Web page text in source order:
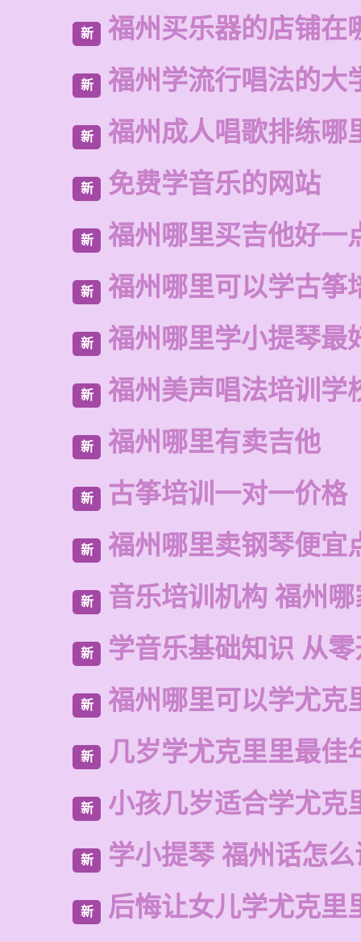
新 福州买乐器的店铺在
新 福州学流行唱法的大
新 福州成人唱歌排练哪
新 免费学音乐的网站
新 福州哪里买吉他好一
新 福州哪里可以学古筝
新 福州哪里学小提琴最
新 福州美声唱法培训学
新 福州哪里有卖吉他
新 古筝培训一对一价格
新 福州哪里卖钢琴便宜
新 音乐培训机构 福州
新 学音乐基础知识 从
新 福州哪里可以学尤克
新 几岁学尤克里里最佳
新 小孩几岁适合学尤克
新 学小提琴 福州话怎
新 后悔让女儿学尤克里